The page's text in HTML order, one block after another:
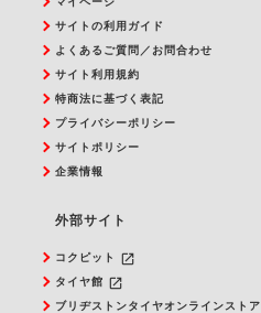
サイトの利用ガイド
よくあるご質問／お問合わせ
サイト利用規約
特商法に基づく表記
プライバシーポリシー
サイトポリシー
企業情報
外部サイト
コクピット launch
タイヤ館 launch
ブリヂストンタイヤオンラインストア